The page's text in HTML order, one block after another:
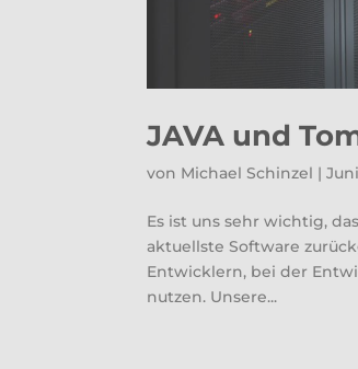
JAVA und
von Michael Schinzel |
Es ist uns sehr wichtig,
aktuellste Software
Entwicklern, bei der
nutzen. Unsere...